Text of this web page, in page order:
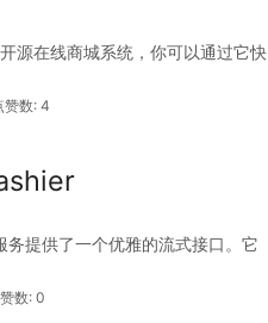
源在线商城系统，你可以通过它快
赞数: 4
提供了一个优雅的流式接口。它
数: 0